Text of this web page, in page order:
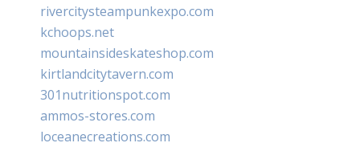
rivercitysteampunkexpo.com
kchoops.net
mountainsideskateshop.com
kirtlandcitytavern.com
301nutritionspot.com
ammos-stores.com
loceanecreations.com